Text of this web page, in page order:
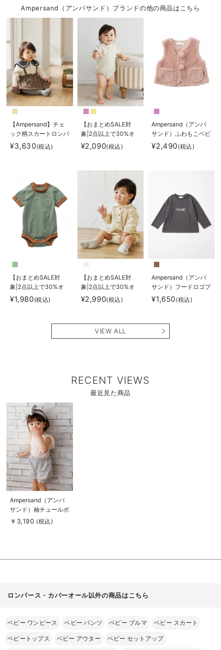
Ampersand（アンパサンド）ブランドの他の商品はこちら
【Ampersand】チェ
ック柄スカートロンパ
ース
¥3,630(税込)
【おまとめSALE対
象|2点以上で30%オ
フ】【Ampersand】
総柄袖フリルボディオ
¥2,090(税込)
Ampersand（アンパ
サンド）ふわもこベビ
ーベスト
¥2,490(税込)
【おまとめSALE対
象|2点以上で30%オ
フ】Ampersand（ア
ンパサンド）配色デザ
¥1,980(税込)
【おまとめSALE対
象|2点以上で30%オ
フ】Ampersand（ア
ンパサンド）ダブルガ
ス
¥2,990(税込)
Ampersand（アンパ
サンド）フードロゴプ
リント ロングTシャツ
¥1,650(税込)
VIEW ALL
RECENT VIEWS
最近見た商品
商
品
詳
細
を
見
る
商
品
詳
細
を
Ampersand（アンパ
サンド）袖チュールボ
ディ＆ブルマ セット
￥3,190 (税込)
ロンパース・カバーオール以外の商品はこちら
ベビー ワンピース ベビー パンツ ベビー ブルマ ベビー スカート
ベビートップス ベビー アウター ベビー セットアップ